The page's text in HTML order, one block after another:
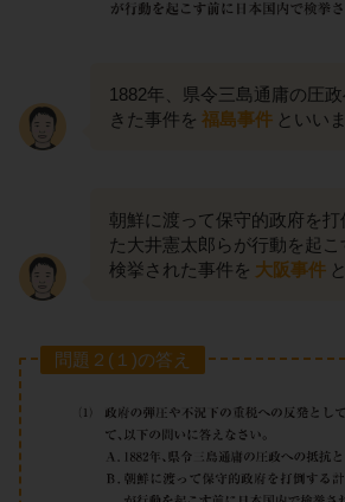
1882年、県令三島通庸の圧
きた事件を 福島事件 といい
朝鮮に渡って保守的政府を
た大井憲太郎らが行動を起
検挙された事件を 大阪事件
問題２(１)の答え